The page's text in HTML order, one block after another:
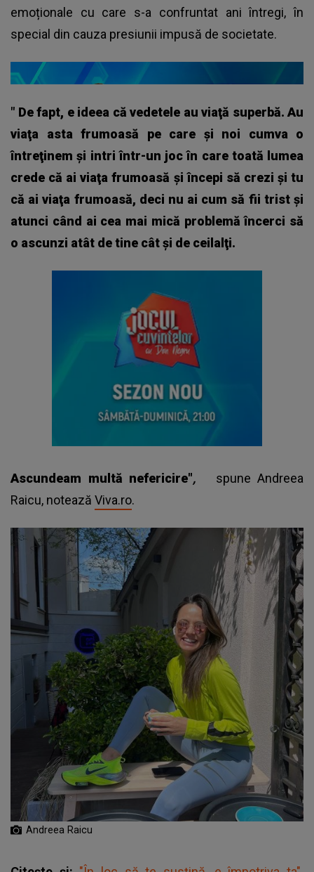
emoționale cu care s-a confruntat ani întregi, în
special din cauza presiunii impusă de societate.
" De fapt, e ideea că vedetele au viaţă superbă. Au
viaţa asta frumoasă pe care și noi cumva o
întreţinem şi intri într-un joc în care toată lumea
crede că ai viaţa frumoasă şi începi să crezi și tu
că ai viaţa frumoasă, deci nu ai cum să fii trist şi
atunci când ai cea mai mică problemă încerci să
o ascunzi atât de tine cât şi de ceilalţi.
Ascundeam multă nefericire",
spune Andreea
Raicu, notează Viva.ro.
Andreea Raicu